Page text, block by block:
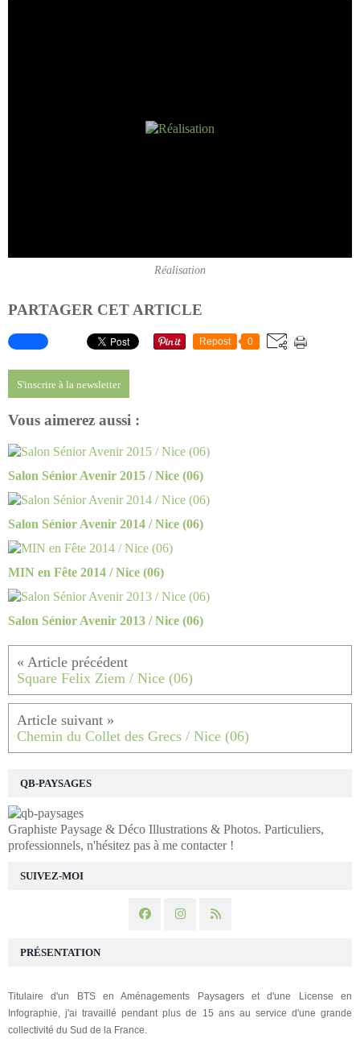
Réalisation
PARTAGER CET ARTICLE
Repost 0
S'inscrire à la newsletter
Vous aimerez aussi :
Salon Sénior Avenir 2015 / Nice (06)
Salon Sénior Avenir 2014 / Nice (06)
MIN en Fête 2014 / Nice (06)
Salon Sénior Avenir 2013 / Nice (06)
Square Felix Ziem / Nice (06)
Chemin du Collet des Grecs / Nice (06)
SUIVEZ-MOI
QB-PAYSAGES
Graphiste Paysage & Déco Illustrations & Photos. Particuliers,
professionnels, n'hésitez pas à me contacter !
PRÉSENTATION
Titulaire d'un BTS en Aménagements Paysagers et d'une License en
Infographie, j'ai travaillé pendant plus de 15 ans au service d'une grande
collectivité du Sud de la France.